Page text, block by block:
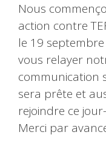
Nous
action contre
le 19
vous relayer
communication
sera prête et
rejoindre ce
Merci par